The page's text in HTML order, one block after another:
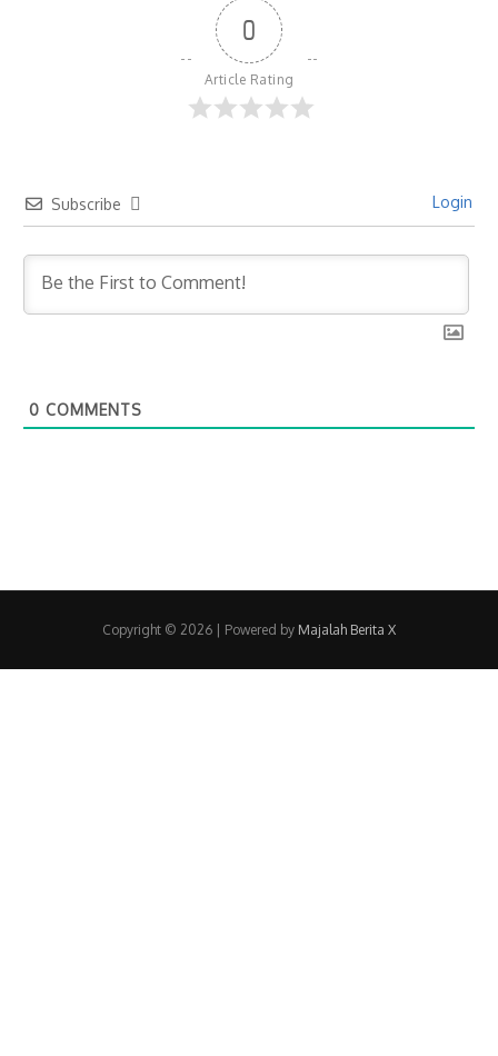
0
Article Rating
Subscribe Login
0 COMMENTS
Copyright © 2026 | Powered by Majalah Berita X